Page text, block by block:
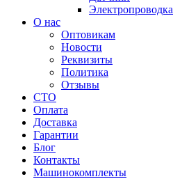
Электропроводка
О нас
Оптовикам
Новости
Реквизиты
Политика
Отзывы
СТО
Оплата
Доставка
Гарантии
Блог
Контакты
Машинокомплекты